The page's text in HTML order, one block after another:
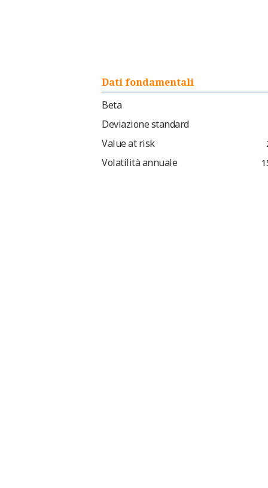
Dati fondamentali
Beta
Deviazione standard
Value at risk
Volatilità annuale